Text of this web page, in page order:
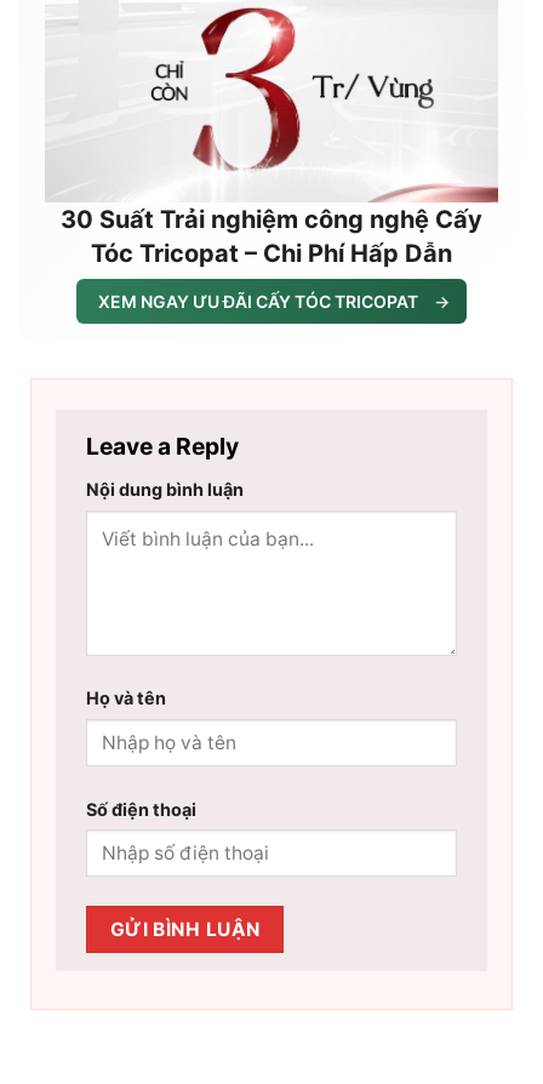
30 Suất Trải nghiệm công nghệ Cấy
Tóc Tricopat – Chi Phí Hấp Dẫn
XEM NGAY ƯU ĐÃI CẤY TÓC TRICOPAT →
Leave a Reply
Nội dung bình luận
Họ và tên
Số điện thoại